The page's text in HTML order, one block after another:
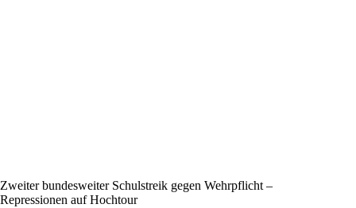
Zweiter bundesweiter Schulstreik gegen Wehrpflicht –
Repressionen auf Hochtour